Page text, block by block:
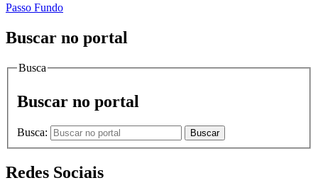
Passo Fundo
Buscar no portal
Busca
Buscar no portal
Busca: Buscar
Redes Sociais